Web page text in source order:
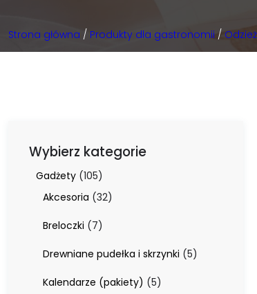
Strona główna / Produkty dla gastronomii /
Wybierz kategorie
Gadżety 105105
produktów
Akcesoria 3232
Breloczki
77
Drewniane pudełka i skrzynki 55
Kalendarze (pakiety)
55